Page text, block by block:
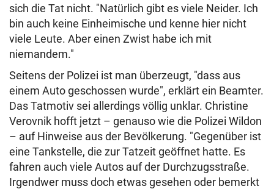
sich die Tat nicht. "Natürlich gibt es viele Neider. Ich
bin auch keine Einheimische und kenne hier nicht
viele Leute. Aber einen Zwist habe ich mit
niemandem."
Seitens der Polizei ist man überzeugt, "dass aus
einem Auto geschossen wurde", erklärt ein Beamter.
Das Tatmotiv sei allerdings völlig unklar. Christine
Verovnik hofft jetzt – genauso wie die Polizei Wildon
– auf Hinweise aus der Bevölkerung. "Gegenüber ist
eine Tankstelle, die zur Tatzeit geöffnet hatte. Es
fahren auch viele Autos auf der Durchzugsstraße.
Irgendwer muss doch etwas gesehen oder bemerkt